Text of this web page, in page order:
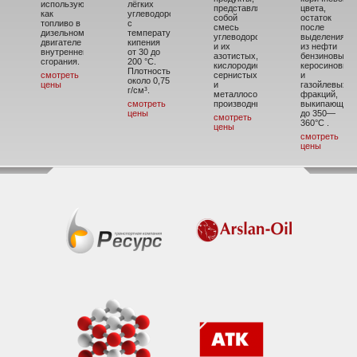
использующийся
как
топливо в
дизельном
двигателе
внутреннего
сгорания.
смотреть
цены
лёгких
углеводородов
с
температурой
кипения
от 30 до
200 °C.
Плотность
около 0,75
г/см³.
смотреть
цены
представляющие
собой
смесь
углеводородов
и их
азотистых,
кислородистых,
сернистых
и
металлосодержащих
производных.
смотреть
цены
цвета,
остаток
после
выделения
из нефти
бензиновых,
керосиновых
и
газойлевых
фракций,
выкипающих
до 350—
360°С .
смотреть
цены